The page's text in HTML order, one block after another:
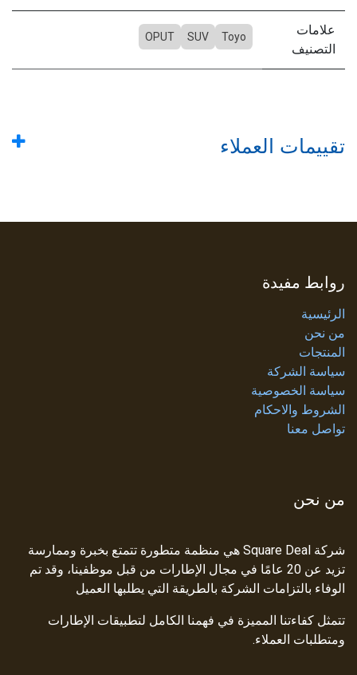
علامات
التصنيف
Toyo
SUV
OPUT
تقييمات العملاء
روابط مفيدة
الرئيسية
من نحن
المنتجات
سياسة الشركة
سياسة الخصوصية
الشروط والاحكام
تواصل معنا
من نحن
شركة Square Deal هي منظمة متطورة تتمتع بخبرة وممارسة
تزيد عن 20 عامًا في مجال الإطارات من قبل موظفينا، وقد تم
الوفاء بالتزامات الشركة بالطريقة التي يطلبها العميل
تتمثل كفاءتنا المميزة في فهمنا الكامل لتطبيقات الإطارات
ومتطلبات العملاء.